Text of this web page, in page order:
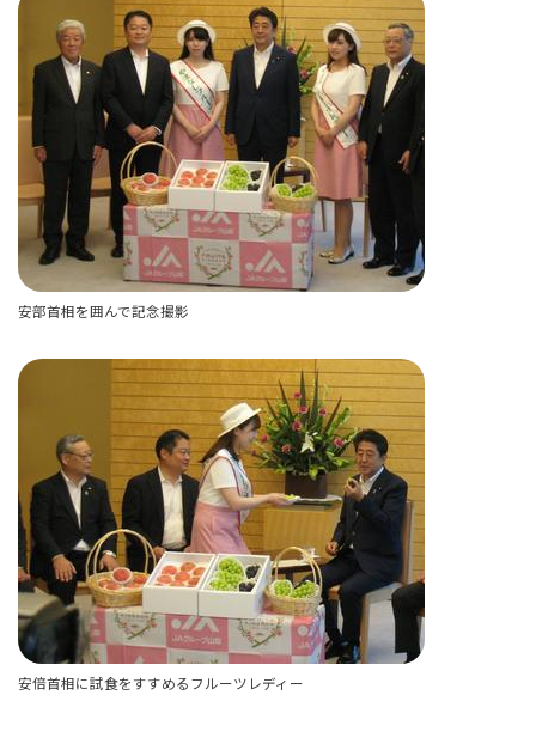
安部首相を囲んで記念撮影
安倍首相に試食をすすめるフルーツレディー